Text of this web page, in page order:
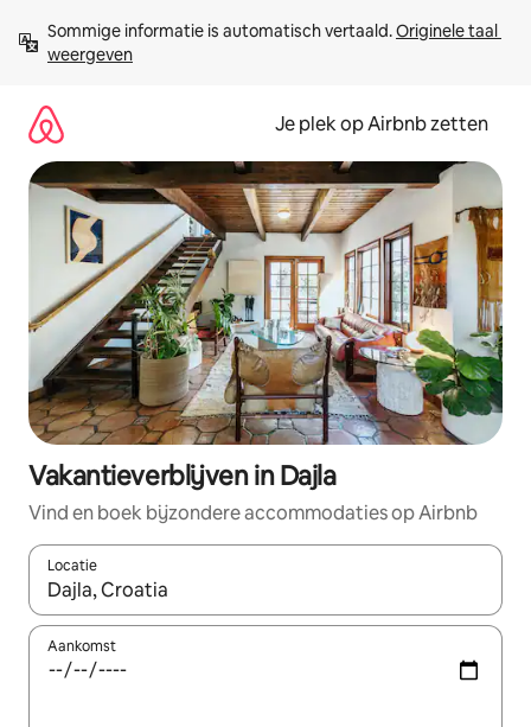
direct
naar
Sommige informatie is automatisch vertaald. Originele taal
weergeven
Je plek op Airbnb zetten
Vakantieverblijven in Dajla
Vind en boek bijzondere accommodaties op Airbnb
Locatie
Wanneer er resultaten beschikbaar zijn, maak je een keuze
Aankomst